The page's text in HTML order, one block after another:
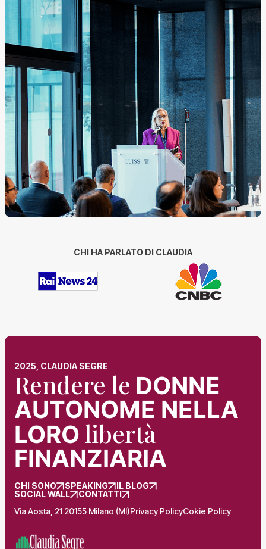
CHI HA PARLATO DI CLAUDIA
2025, CLAUDIA SEGRE
Rendere le DONNE
AUTONOME NELLA
LORO libertà
FINANZIARIA
CHI SONO SPEAKING
IL BLOG
SOCIAL WALL
CONTATTI
Via Aosta, 21 20155 Milano (MI)Privacy PolicyCokie Policy